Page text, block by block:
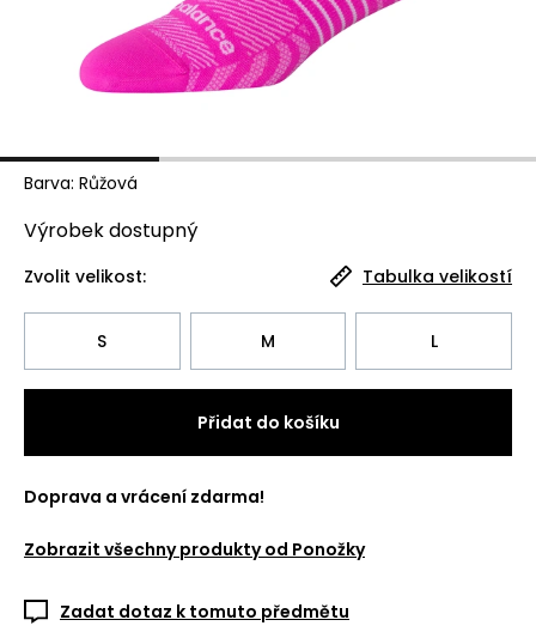
Barva: Růžová
Výrobekdostupný
Zvolit velikost: Tabulka velikostí
S M L
Přidat do košíku
Doprava a vrácení zdarma!
Zobrazit všechny produkty od Ponožky
Zadat dotaz k tomuto předmětu